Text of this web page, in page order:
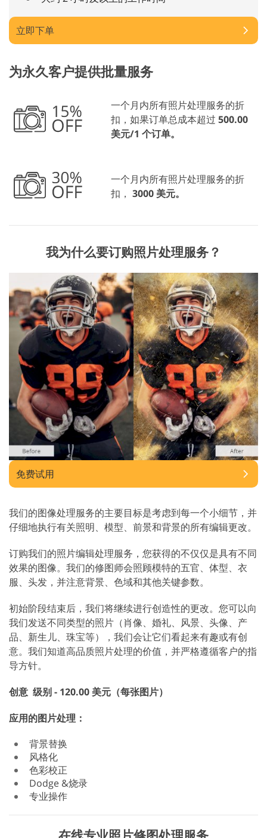
立即下单
为永久客户提供批量服务
一个月内所有照片处理服务的折
扣，如果订单总成本超过 500.00
美元/1 个订单。
一个月内所有照片处理服务的折
扣， 3000 美元。
我为什么要订购照片处理服务？
免费试用
我们的图像处理服务的主要目标是考虑到每一个小细节，并
仔细地执行有关照明、模型、前景和背景的所有编辑更改。
订购我们的照片编辑处理服务，您获得的不仅仅是具有不同
效果的图像。我们的修图师会照顾模特的五官、体型、衣
服、头发，并注意背景、色域和其他关键参数。
初始阶段结束后，我们将继续进行创造性的更改。您可以向
我们发送不同类型的照片（肖像、婚礼、风景、头像、产
品、新生儿、珠宝等），我们会让它们看起来有趣或有创
意。我们知道高品质照片处理的价值，并严格遵循客户的指
导方针。
创意 级别 - 120.00 美元（每张图片）
应用的图片处理：
背景替换
风格化
色彩校正
Dodge &烧录
专业操作